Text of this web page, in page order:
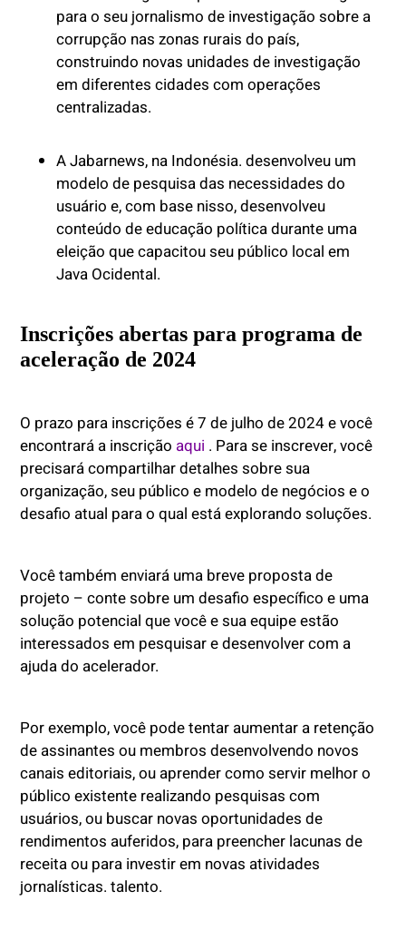
para o seu jornalismo de investigação sobre a
corrupção nas zonas rurais do país,
construindo novas unidades de investigação
em diferentes cidades com operações
centralizadas.
A Jabarnews, na Indonésia. desenvolveu um
modelo de pesquisa das necessidades do
usuário e, com base nisso, desenvolveu
conteúdo de educação política durante uma
eleição que capacitou seu público local em
Java Ocidental.
Inscrições abertas para programa de
aceleração de 2024
O prazo para inscrições é 7 de julho de 2024 e você
encontrará a inscrição aqui . Para se inscrever, você
precisará compartilhar detalhes sobre sua
organização, seu público e modelo de negócios e o
desafio atual para o qual está explorando soluções.
Você também enviará uma breve proposta de
projeto – conte sobre um desafio específico e uma
solução potencial que você e sua equipe estão
interessados ​​em pesquisar e desenvolver com a
ajuda do acelerador.
Por exemplo, você pode tentar aumentar a retenção
de assinantes ou membros desenvolvendo novos
canais editoriais, ou aprender como servir melhor o
público existente realizando pesquisas com
usuários, ou buscar novas oportunidades de
rendimentos auferidos, para preencher lacunas de
receita ou para investir em novas atividades
jornalísticas. talento.